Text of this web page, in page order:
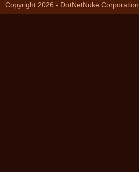
Copyright 2026 - DotNetNuke Corporation